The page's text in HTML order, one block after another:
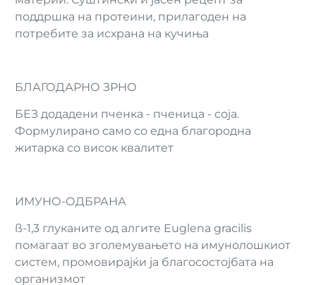
поддршка на протеини, прилагоден на
потребите за исхрана на кучиња
БЛАГОДАРНО ЗРНО
БЕЗ додадени пченка - пченица - соја.
Формулирано само со една благородна
житарка со висок квалитет
ИМУНО-ОДБРАНА
ß-1,3 глуканите од алгите Euglena gracilis
помагаат во зголемувањето на имунолошкиот
систем, промовирајќи ја благосостојбата на
организмот